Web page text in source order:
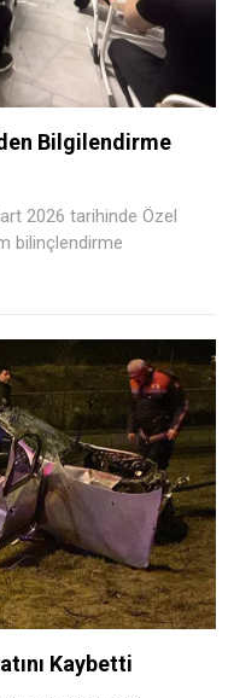
Bilgilendirme
2026 tarihinde Özel
bilinçlendirme
Kaybetti